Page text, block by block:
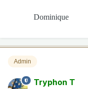
Dominique
Admin
Tryphon T